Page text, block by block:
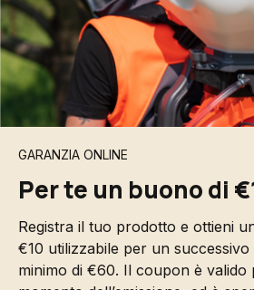
GARANZIA ONLINE
Per te un buono di
Registra il tuo prodotto e ottieni
€10 utilizzabile per un
minimo di €60. Il coupon è valido